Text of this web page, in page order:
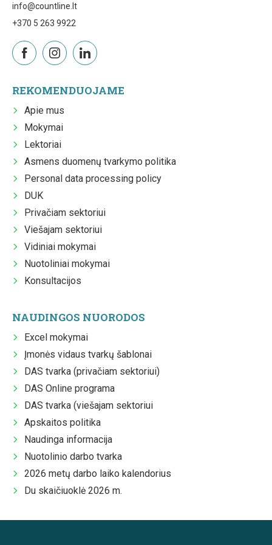
info@countline.lt
+370 5 263 9922
REKOMENDUOJAME
Apie mus
Mokymai
Lektoriai
Asmens duomenų tvarkymo politika
Personal data processing policy
DUK
Privačiam sektoriui
Viešajam sektoriui
Vidiniai mokymai
Nuotoliniai mokymai
Konsultacijos
NAUDINGOS NUORODOS
Excel mokymai
Įmonės vidaus tvarkų šablonai
DAS tvarka (privačiam sektoriui)
DAS Online programa
DAS tvarka (viešajam sektoriui
Apskaitos politika
Naudinga informacija
Nuotolinio darbo tvarka
2026 metų darbo laiko kalendorius
Du skaičiuoklė 2026 m.